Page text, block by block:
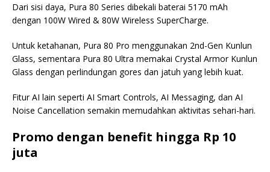
Dari sisi daya, Pura 80 Series dibekali baterai 5170 mAh
dengan 100W Wired & 80W Wireless SuperCharge.
Untuk ketahanan, Pura 80 Pro menggunakan 2nd-Gen Kunlun
Glass, sementara Pura 80 Ultra memakai Crystal Armor Kunlun
Glass dengan perlindungan gores dan jatuh yang lebih kuat.
Fitur AI lain seperti AI Smart Controls, AI Messaging, dan AI
Noise Cancellation semakin memudahkan aktivitas sehari-hari.
Promo dengan benefit hingga Rp 10
juta